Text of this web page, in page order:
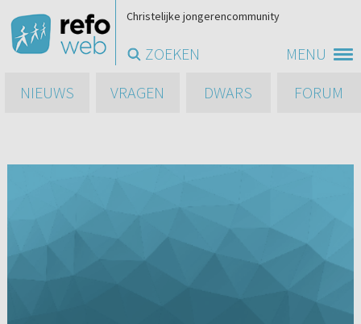
MENU
Christelijke jongerencommunity
ZOEKEN
NIEUWS
VRAGEN DWARS FORUM